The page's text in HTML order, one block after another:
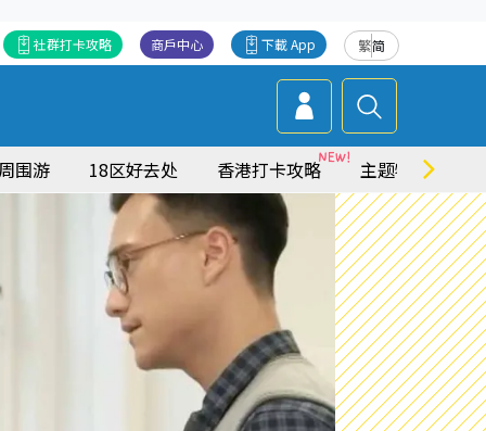
繁简
下載 App
商戶中心
社群打卡攻略
围游 18区好去处 香港打卡攻略 主题特集